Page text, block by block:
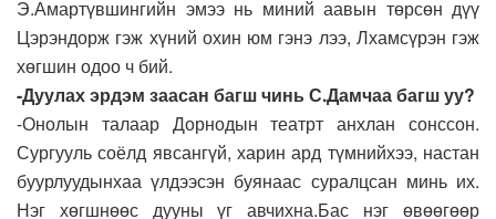
Э.Амартүвшингийн эмээ нь миний аавын төрсөн дүү
Цэрэндорж гэж хүний охин юм гэнэ лээ, Лхамсүрэн гэж
хөгшин одоо ч бий.
-Дуулах эрдэм заасан багш чинь С.Дамчаа багш уу?
-Онолын талаар Дорнодын театрт анхлан сонссон.
Сургууль соёлд явсангүй, харин ард түмнийхээ, настан
буурлуудынхаа үлдээсэн буянаас суралцсан минь их.
Нэг хөгшнөөс дууны үг авчихна.Бас нэг өвөөгөөр